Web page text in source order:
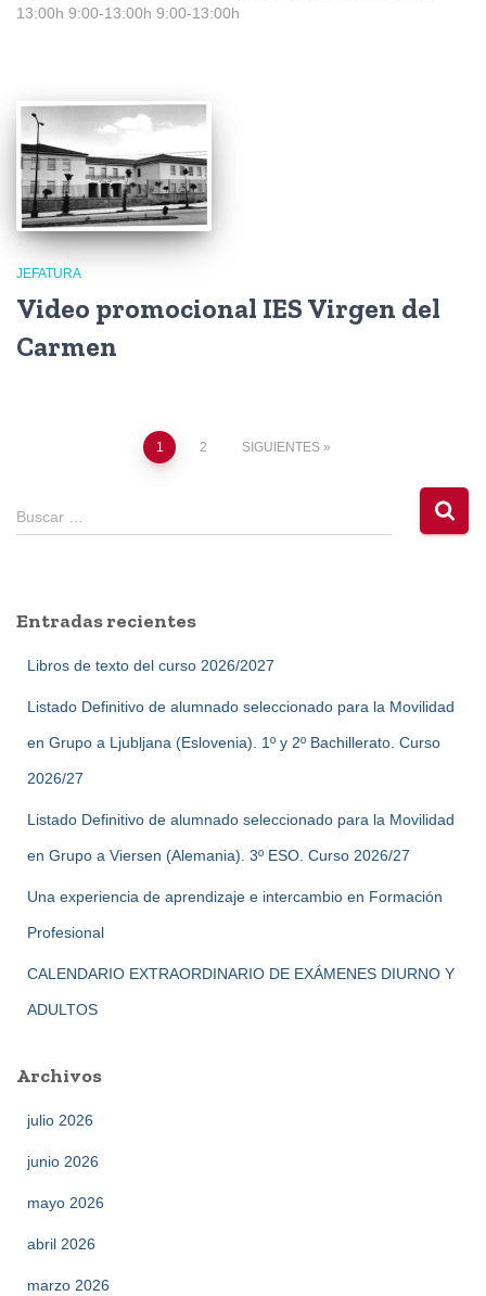
13:00h 9:00-13:00h 9:00-13:00h
JEFATURA
Video promocional IES Virgen del
Carmen
Paginación
de
1 2 SIGUIENTES
B
u
r
Buscar …
Entradas recientes
Libros de texto del curso 2026/2027
Listado Definitivo de alumnado seleccionado para la Movilidad
en Grupo a Ljubljana (Eslovenia). 1º y 2º Bachillerato. Curso
2026/27
Listado Definitivo de alumnado seleccionado para la Movilidad
en Grupo a Viersen (Alemania). 3º ESO. Curso 2026/27
Una experiencia de aprendizaje e intercambio en Formación
Profesional
CALENDARIO EXTRAORDINARIO DE EXÁMENES DIURNO Y
ADULTOS
Archivos
julio 2026
junio 2026
mayo 2026
abril 2026
marzo 2026